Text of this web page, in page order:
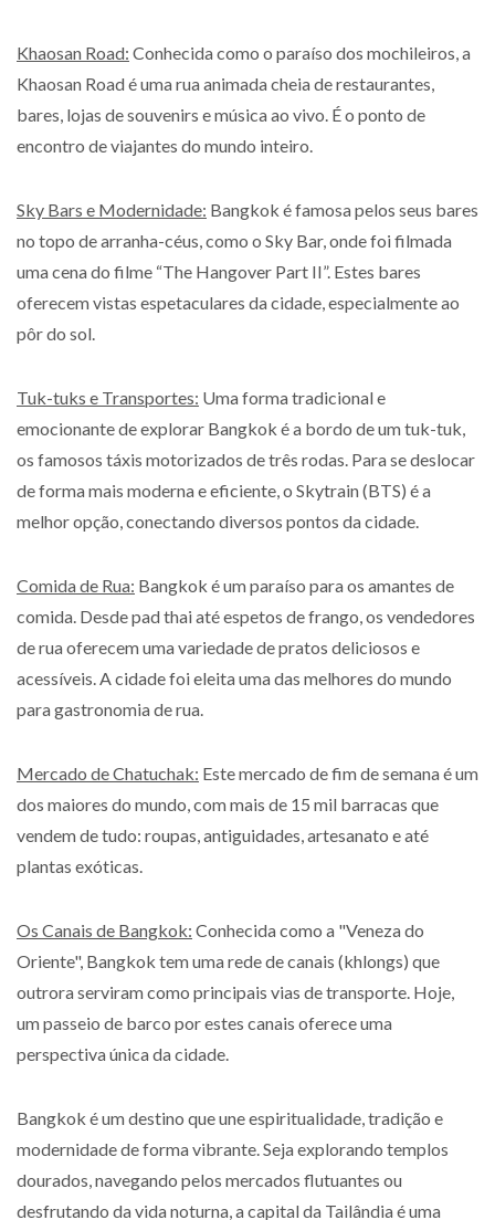
Khaosan Road: Conhecida como o paraíso dos mochileiros, a
Khaosan Road é uma rua animada cheia de restaurantes,
bares, lojas de souvenirs e música ao vivo. É o ponto de
encontro de viajantes do mundo inteiro.
Sky Bars e Modernidade: Bangkok é famosa pelos seus bares
no topo de arranha-céus, como o Sky Bar, onde foi filmada
uma cena do filme “The Hangover Part II”. Estes bares
oferecem vistas espetaculares da cidade, especialmente ao
pôr do sol.
Tuk-tuks e Transportes: Uma forma tradicional e
emocionante de explorar Bangkok é a bordo de um tuk-tuk,
os famosos táxis motorizados de três rodas. Para se deslocar
de forma mais moderna e eficiente, o Skytrain (BTS) é a
melhor opção, conectando diversos pontos da cidade.
Comida de Rua: Bangkok é um paraíso para os amantes de
comida. Desde pad thai até espetos de frango, os vendedores
de rua oferecem uma variedade de pratos deliciosos e
acessíveis. A cidade foi eleita uma das melhores do mundo
para gastronomia de rua.
Mercado de Chatuchak: Este mercado de fim de semana é um
dos maiores do mundo, com mais de 15 mil barracas que
vendem de tudo: roupas, antiguidades, artesanato e até
plantas exóticas.
Os Canais de Bangkok: Conhecida como a "Veneza do
Oriente", Bangkok tem uma rede de canais (khlongs) que
outrora serviram como principais vias de transporte. Hoje,
um passeio de barco por estes canais oferece uma
perspectiva única da cidade.
Bangkok é um destino que une espiritualidade, tradição e
modernidade de forma vibrante. Seja explorando templos
dourados, navegando pelos mercados flutuantes ou
desfrutando da vida noturna, a capital da Tailândia é uma